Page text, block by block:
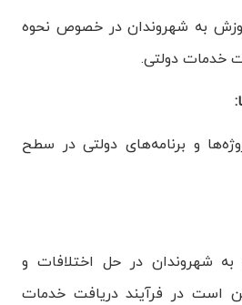
به شهروندان در خصوص نحوه
خدمات دولتی.
و برنامه‌های دولتی در سطح
به شهروندان در حل اختلافات و
است در فرآیند دریافت خدمات